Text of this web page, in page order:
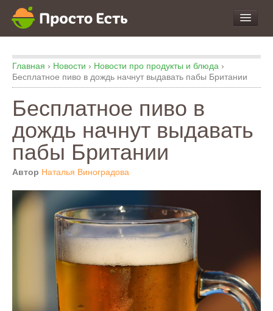
про Еду
про Кухню
про Экспертизу
Главная › Новости › Новости про продукты и блюда ›
Бесплатное пиво в дождь начнут выдавать пабы Британии
Бесплатное пиво в
дождь начнут выдавать
пабы Британии
Автор Наталья Виноградова